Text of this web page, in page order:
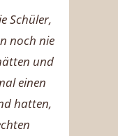
Schüler,
noch nie
und
einen
hatten,